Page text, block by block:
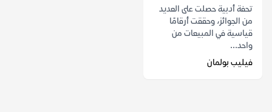
تحفة أدبية حصلت على العديد
من الجوائز، وحققت أرقامًا
قياسية في المبيعات من
واحد...
فيليب بولمان